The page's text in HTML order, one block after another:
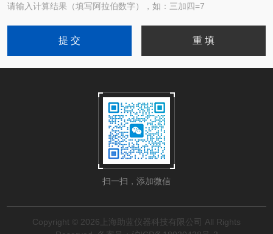
请输入计算结果（填写阿拉伯数字），如：三加四=7
扫一扫，添加微信
Copyright © 2026上海助蓝仪器科技有限公司 All Rights